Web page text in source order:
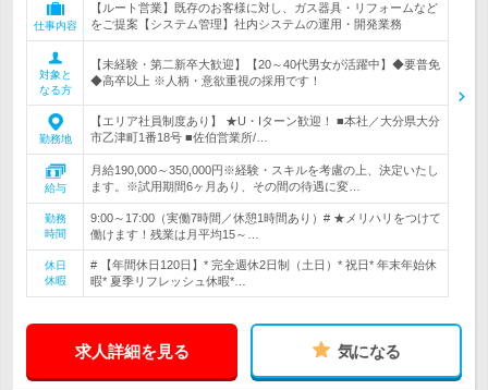
仕事内容
【ルート営業】既存のお客様に対し、ガス器具・リフォームなど
をご提案【システム管理】社内システムの運用・開発業務
対象と
なる方
【未経験・第二新卒大歓迎】【20～40代男女が活躍中】◆要普免
◆高卒以上 ※人柄・意欲重視の採用です！
勤務地
【エリア社員制度あり】 ★U・Iターン歓迎！ ■本社／大分県大分
市乙津町1番18号 ■佐伯営業所/…
給与
月給190,000～350,000円※経験・スキルを考慮の上、決定いたし
ます。※試用期間6ヶ月あり、その間の待遇に変…
勤務
時間
9:00～17:00（実働7時間／休憩1時間あり）# ★メリハリをつけて
働けます！残業は月平均15～…
休日
休暇
# 【年間休日120日】* 完全週休2日制（土日）* 祝日* 年末年始休
暇* 夏季リフレッシュ休暇*…
求人詳細を見る 気になる